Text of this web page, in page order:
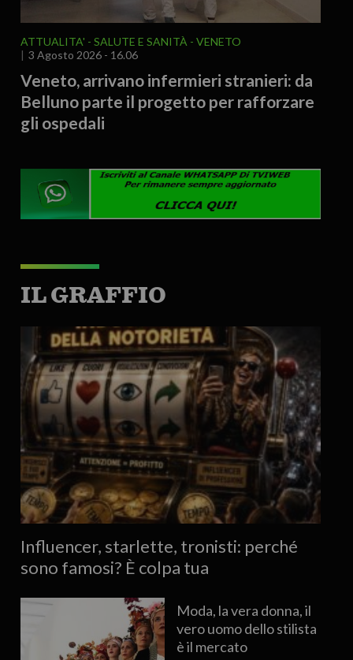
ATTUALITA' SALUTE E SANITÀ
VENETO
3 Agosto 2026 - 16.06
Veneto, arrivano infermieri stranieri: da
Belluno parte il progetto per rafforzare
gli ospedali
IL GRAFFIO
Influencer, starlette, tronisti: perché
sono famosi? È colpa tua
Moda, la vera donna, il
vero uomo dello stilista
è il mercato